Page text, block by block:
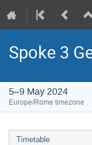
Spoke 3
5–9 May 2024
Europe/Rome timezone
Event
Timetable